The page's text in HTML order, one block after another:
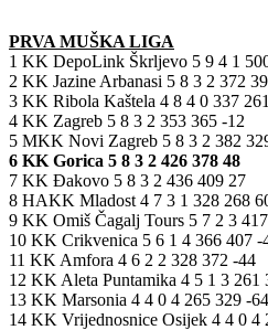
PRVA MUŠKA LIGA
1 KK DepoLink Škrljevo 5 9 4 1
2 KK Jazine Arbanasi 5 8 3 2 372
3 KK Ribola Kaštela 4 8 4 0 337
4 KK Zagreb 5 8 3 2 353 365 -12
5 MKK Novi Zagreb 5 8 3 2 382
6 KK Gorica 5 8 3 2 426 378 48
7 KK Đakovo 5 8 3 2 436 409 27
8 HAKK Mladost 4 7 3 1 328 268
9 KK Omiš Čagalj Tours 5 7 2 3
10 KK Crikvenica 5 6 1 4 366 407 -
11 KK Amfora 4 6 2 2 328 372 -44
12 KK Aleta Puntamika 4 5 1 3 261
13 KK Marsonia 4 4 0 4 265 329 -64
14 KK Vrijednosnice Osijek 4 4 0 4